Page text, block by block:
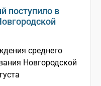
поступило в
среднего
Новгородской